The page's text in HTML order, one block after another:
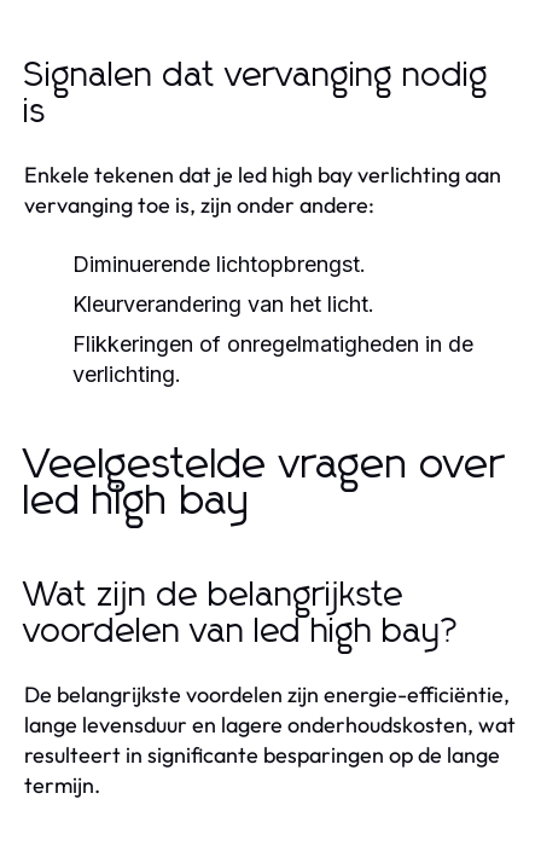
Signalen dat vervanging nodig
is
Enkele tekenen dat je led high bay verlichting aan
vervanging toe is, zijn onder andere:
Diminuerende lichtopbrengst.
Kleurverandering van het licht.
Flikkeringen of onregelmatigheden in de
verlichting.
Veelgestelde vragen over
led high bay
Wat zijn de belangrijkste
voordelen van led high bay?
De belangrijkste voordelen zijn energie-efficiëntie,
lange levensduur en lagere onderhoudskosten, wat
resulteert in significante besparingen op de lange
termijn.